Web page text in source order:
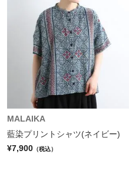
MALAIKA
藍染プリントシャツ(ネイビー)
¥7,900 （税込）